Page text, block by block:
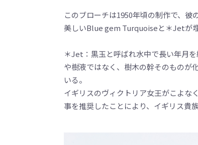
このブローチは1950年頃の制作で、
美しいBlue gem Turquoiseと＊Jetが
＊Jet：黒玉と呼ばれ水中で長い年月
や樹液ではなく、樹木の幹そのものが
いる。
イギリスのヴィクトリア女王がこよな
事を推奨したことにより、イギリス貴